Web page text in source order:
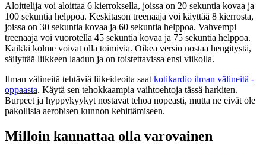
Aloittelija voi aloittaa 6 kierroksella, joissa on 20 sekuntia kovaa ja
100 sekuntia helppoa. Keskitason treenaaja voi käyttää 8 kierrosta,
joissa on 30 sekuntia kovaa ja 60 sekuntia helppoa. Vahvempi
treenaaja voi vuorotella 45 sekuntia kovaa ja 75 sekuntia helppoa.
Kaikki kolme voivat olla toimivia. Oikea versio nostaa hengitystä,
säilyttää liikkeen laadun ja on toistettavissa ensi viikolla.
Ilman välineitä tehtäviä liikeideoita saat kotikardio ilman välineitä -
oppaasta. Käytä sen tehokkaampia vaihtoehtoja tässä harkiten.
Burpeet ja hyppykyykyt nostavat tehoa nopeasti, mutta ne eivät ole
pakollisia aerobisen kunnon kehittämiseen.
Milloin kannattaa olla varovainen